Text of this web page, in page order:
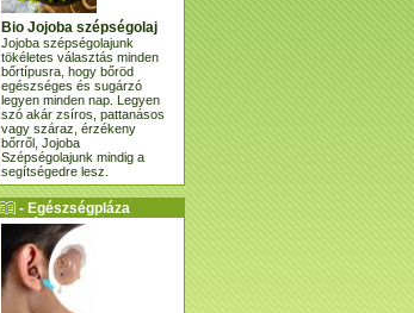
Bio Jojoba szépségolaj
Jojoba szépségolajunk
tökéletes választás minden
bőrtípusra, hogy bőröd
egészséges és sugárzó
legyen minden nap. Legyen
szó akár zsíros, pattanásos
vagy száraz, érzékeny
bőrről, Jojoba
Szépségolajunk mindig a
segítségedre lesz.
- Egészségpláza
ajánlatunk -